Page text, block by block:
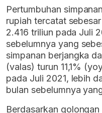
Pertumbuhan
rupiah tercatat
2.416 triliun pada Juli
sebelumnya yang
simpanan berjangka
(valas) turun 11,1%
pada Juli 2021, lebih
bulan sebelumnya
Berdasarkan